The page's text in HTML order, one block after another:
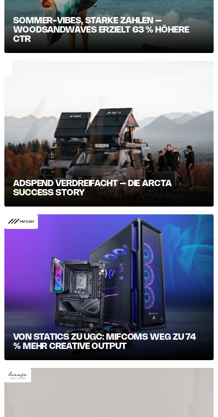
SOMMER-VIBES, STARKE ZAHLEN –
WOODSANDWAVES ERZIELT 63 % HÖHERE
CTR
ADSPEND VERDREIFACHT – DIE ARCTA
SUCCESS STORY
VON STATICS ZU UGC: MIFCOMS WEG ZU 74
% MEHR CREATIVE OUTPUT